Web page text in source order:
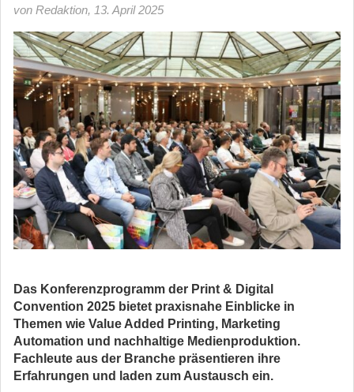
von Redaktion, 13. April 2025
Das Konferenzprogramm der Print & Digital
Convention 2025 bietet praxisnahe Einblicke in
Themen wie Value Added Printing, Marketing
Automation und nachhaltige Medienproduktion.
Fachleute aus der Branche präsentieren ihre
Erfahrungen und laden zum Austausch ein.